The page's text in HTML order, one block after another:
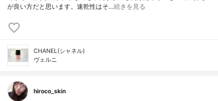
が良い方だと思います。速乾性はそ…続きを見る
CHANEL(シャネル)
ヴェルニ
hiroco_skin